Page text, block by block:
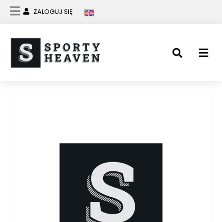
ZALOGUJ SIĘ